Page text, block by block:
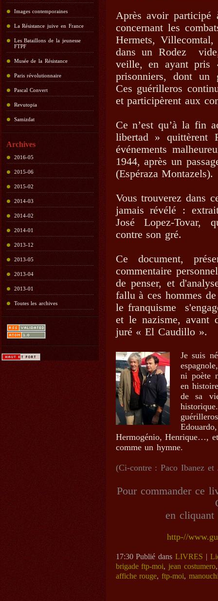
Images contemporaines
La Résistance juive en France
Les Bataillons de la jeunesse
FTPF
Musée de la Résistance
Paris révolutionnaire
Pascal Convert
Revutopia
Samizdat
Archives
2016-05
2015-06
2015-02
2014-03
2014-02
2014-01
2013-12
2013-05
2013-04
2013-01
Toutes les archives
Après avoir participé
concernant les
Hermets,
dans un Rodez
veille, en ayant pris
prisonniers, dont un
Ces guérilleros
et participèrent aux
Ce n’est qu’à la fin
libertad » quittèrent
événements
1944, après un
(Espéraza Montazels).
Vous trouverez dans
jamais révélé :
José Lopez-Tovar,
contre son gré.
Ce document,
commentaire
de penser, et
fallu à ces hommes
le franquisme
et le nazisme, avant
juré « El Caudillo ».
Je suis
ni poète
en
de sa
Hermogénio, Henrique…,
comme un hymne.
(Ci-contre : Paco Ibanez et
Pour commander ce
en cliquant
http-//
17:30 Publié dansLIVRES |
brigade ftp-moi, jean costumero
affiche rouge,ftp-moi,